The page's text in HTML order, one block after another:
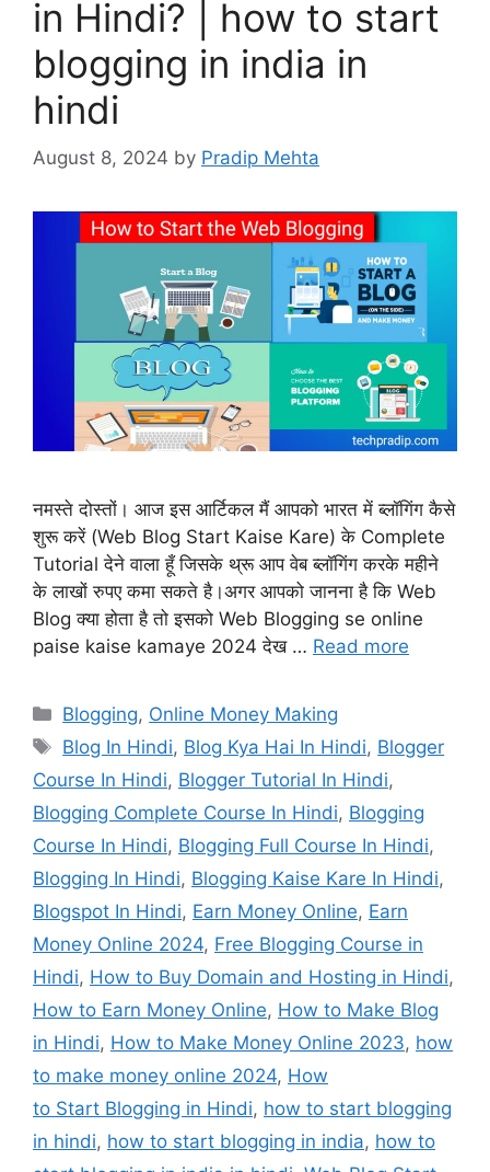
in Hindi? | how to start
blogging in india in
hindi
August 8, 2024 by Pradip Mehta
नमस्ते दोस्तों। आज इस आर्टिकल मैं आपको भारत में ब्लॉगिंग कैसे
शुरू करें (Web Blog Start Kaise Kare) के Complete
Tutorial देने वाला हूँ जिसके थ्रू आप वेब ब्लॉगिंग करके महीने
के लाखों रुपए कमा सकते है।अगर आपको जानना है कि Web
Blog क्या होता है तो इसको Web Blogging se online
paise kaise kamaye 2024 देख … Read more
Categories
Blogging, Online Money Making
Tags
Blog In Hindi, Blog Kya Hai In Hindi, Blogger
Course In Hindi, Blogger Tutorial In Hindi,
Blogging Complete Course In Hindi, Blogging
Course In Hindi, Blogging Full Course In Hindi,
Blogging In Hindi, Blogging Kaise Kare In Hindi,
Blogspot In Hindi, Earn Money Online, Earn
Money Online 2024, Free Blogging Course in
Hindi, How to Buy Domain and Hosting in Hindi,
How to Earn Money Online, How to Make Blog
in Hindi, How to Make Money Online 2023, how
to make money online 2024, How
to Start Blogging in Hindi, how to start blogging
in hindi, how to start blogging in india, how to